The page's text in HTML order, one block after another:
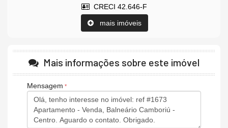
Acessibilidade para PNE
CRECI 42.646-F
mais imóveis
Mais informações sobre este imóvel
Mensagem